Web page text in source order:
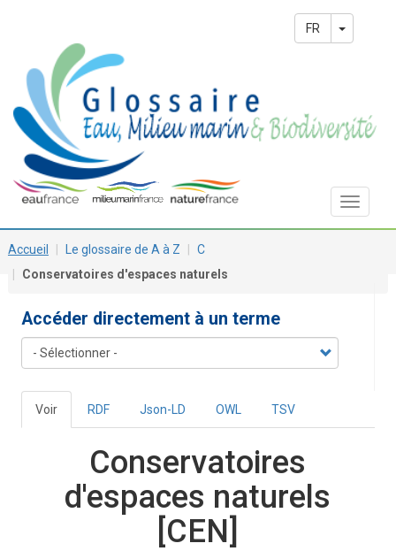
FR Toggle
navigation
Toggle
Accueil Le glossaire de A à Z
C
Conservatoires d'espaces naturels
Accéder directement à un terme
Onglets
principaux
Voir(onglet
actif)
RDF Json-LD OWL TSV
Conservatoires
d'espaces naturels
[CEN]